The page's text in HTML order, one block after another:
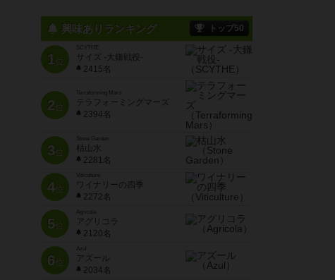
興味ありランキング トップ50
1位
SCYTHE
サイズ -大鎌戦役-
2415名
2位
Terraforming Mars
テラフォーミングマーズ
2394名
3位
Stone Garden
枯山水
2281名
4位
Viticulture
ワイナリーの四季
2272名
5位
Agricola
アグリコラ
2120名
6位
Azul
アズール
2034名